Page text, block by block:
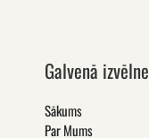
Galvenā izvēlne
Sākums
Par Mums